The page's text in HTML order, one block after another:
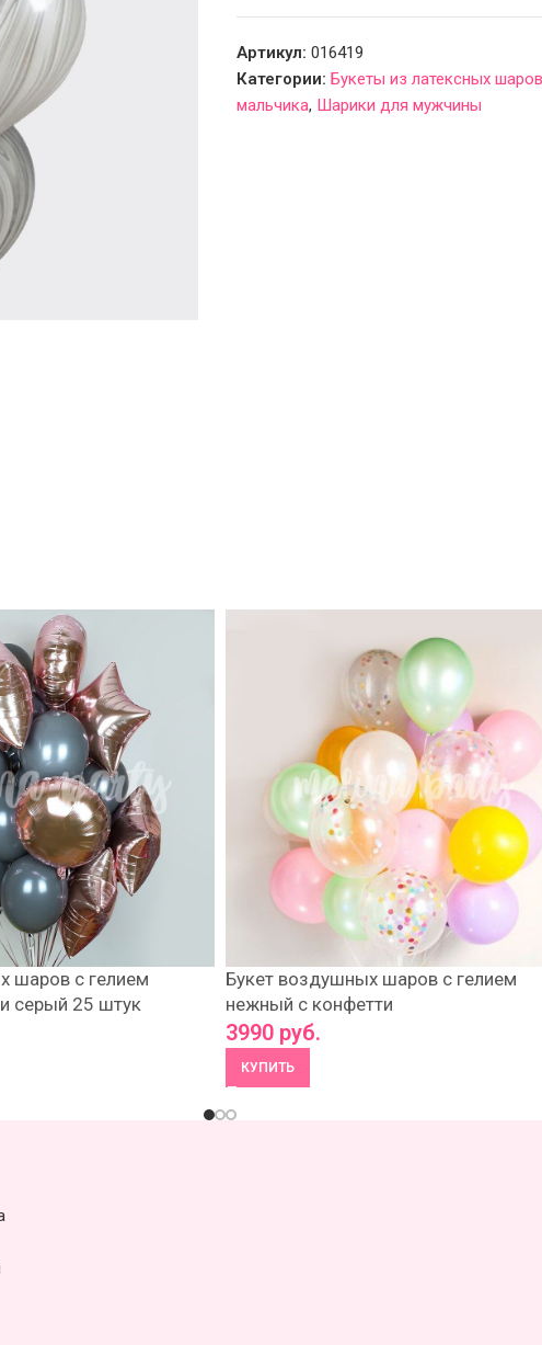
Артикул: 016419
Категории: Букеты из латексных шаров
мальчика, Шарики для мужчины
шаров с гелием
серый 25 штук
Букет воздушных шаров с гелием
нежный с конфетти
3990 руб.
КУПИТЬ